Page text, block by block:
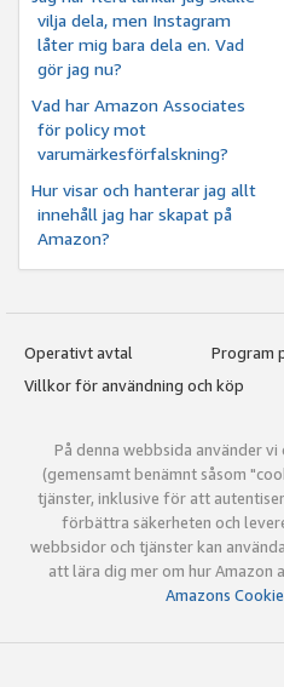
vilja dela, men Instagram
låter mig bara dela en. Vad
gör jag nu?
Vad har Amazon Associates
för policy mot
varumärkesförfalskning?
Hur visar och hanterar jag allt
innehåll jag har skapat på
Amazon?
Operativt avtal
Program
Villkor för användning och köp
På denna webbsida använder
(gemensamt benämnt såsom
tjänster, inklusive för att
förbättra säkerheten och
webbsidor och tjänster kan
att lära dig mer om hur Amazon
Amazons